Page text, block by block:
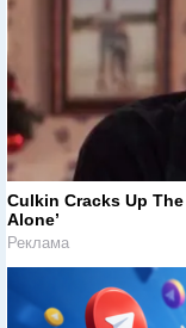
Culkin Cracks Up
Alone’
Реклама